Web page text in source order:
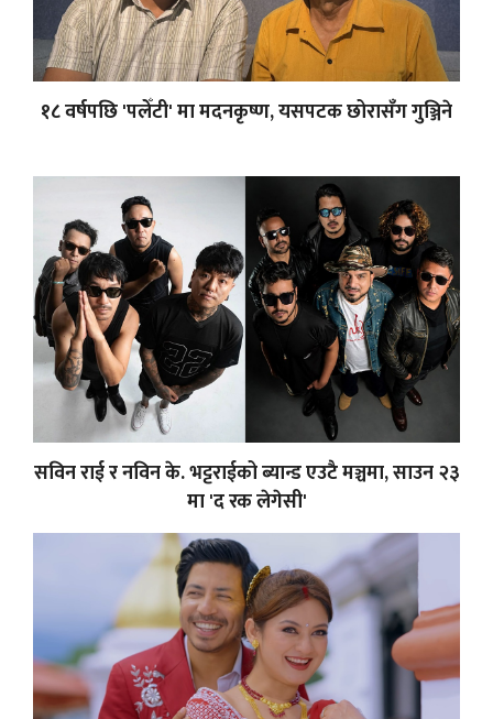
१८ वर्षपछि 'पलेँटी' मा मदनकृष्ण, यसपटक छोरासँग गुञ्जिने
सविन राई र नविन के. भट्टराईको ब्यान्ड एउटै मञ्चमा, साउन २३
मा 'द रक लेगेसी'